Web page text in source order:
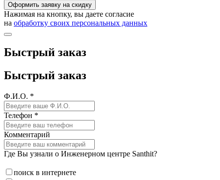
Оформить заявку на скидку
Нажимая на кнопку, вы даете согласие
на обработку своих персональных данных
Быстрый заказ
Быстрый заказ
Ф.И.О. *
Телефон *
Комментарий
Где Вы узнали о Инженерном центре Santhit?
поиск в интернете